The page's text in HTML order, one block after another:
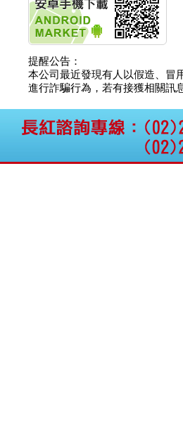
碩通散熱股份有限公司
公告董事會決議發行員
工認股權
華旭先進:代重要子公司
碩通散熱股份有限公司
公告董事會追認113年
向關係
公告向關係人取得使用
仁新醫藥:代重要子公司
提醒公告：
本公司最近發現有人以假造、冒
進行詐騙行為，若有接獲相關訊